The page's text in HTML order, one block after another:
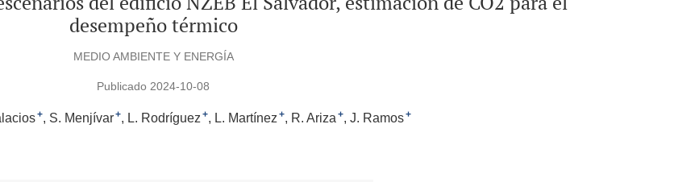
desempeño térmico
MEDIO AMBIENTE Y ENERGÍA
Publicado 2024-10-08
+ S. Menjívar+ L. Rodríguez + L. Martínez + R. Ariza + J. Ramos+